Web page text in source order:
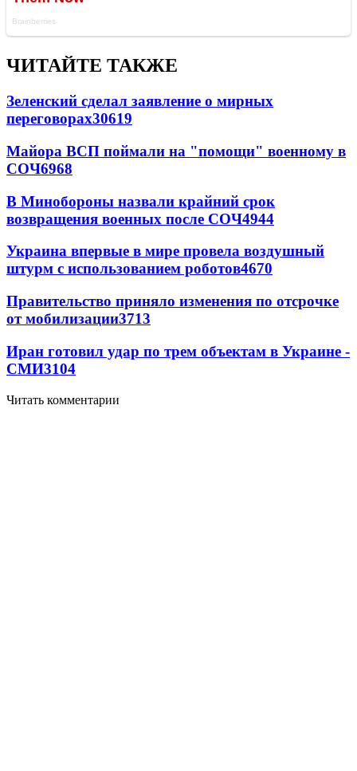
ЧИТАЙТЕ ТАКЖЕ
Зеленский сделал заявление о мирных
переговорах30619
Майора ВСП поймали на "помощи" военному в
СОЧ6968
В Минобороны назвали крайний срок
возвращения военных после СОЧ4944
Украина впервые в мире провела воздушный
штурм с использованием роботов4670
Правительство приняло изменения по отсрочке
от мобилизации3713
Иран готовил удар по трем объектам в Украине -
СМИ3104
Читать комментарии